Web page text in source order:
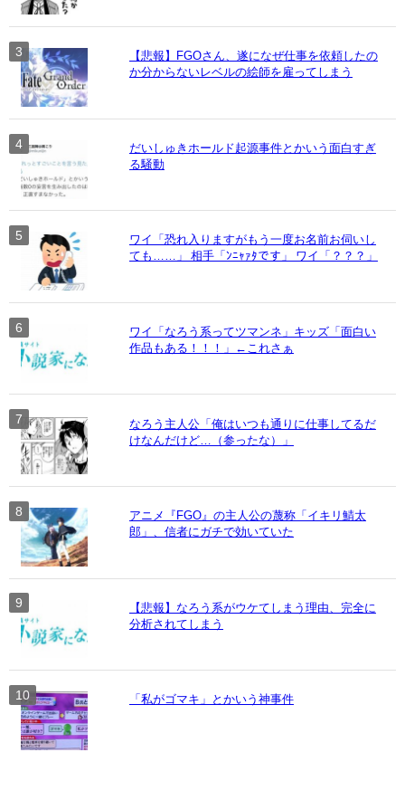
【悲報】FGOさん、遂になぜ仕事を依頼したの
か分からないレベルの絵師を雇ってしまう
だいしゅきホールド起源事件とかいう面白すぎ
る騒動
ワイ「恐れ入りますがもう一度お名前お伺いし
ても……」 相手「ﾝﾆｬｧﾀです」 ワイ「？？？」
ワイ「なろう系ってツマンネ」キッズ「面白い
作品もある！！！」←これさぁ
なろう主人公「俺はいつも通りに仕事してるだ
けなんだけど…（参ったな）」
アニメ『FGO』の主人公の蔑称「イキリ鯖太
郎」、信者にガチで効いていた
【悲報】なろう系がウケてしまう理由、完全に
分析されてしまう
「私がゴマキ」とかいう神事件